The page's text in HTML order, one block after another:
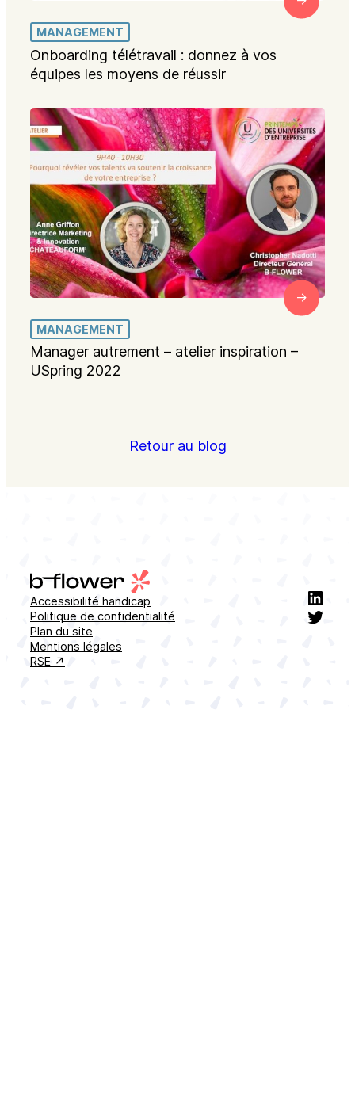
MANAGEMENT
Onboarding télétravail : donnez à vos
équipes les moyens de réussir
MANAGEMENT
Manager autrement – atelier inspiration –
USpring 2022
Retour au blog
Accessibilité handicap
Politique de confidentialité
Plan du site
Mentions légales
RSE